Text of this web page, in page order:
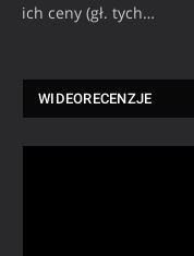
ich ceny (gł. tych…
WIDEORECENZJE